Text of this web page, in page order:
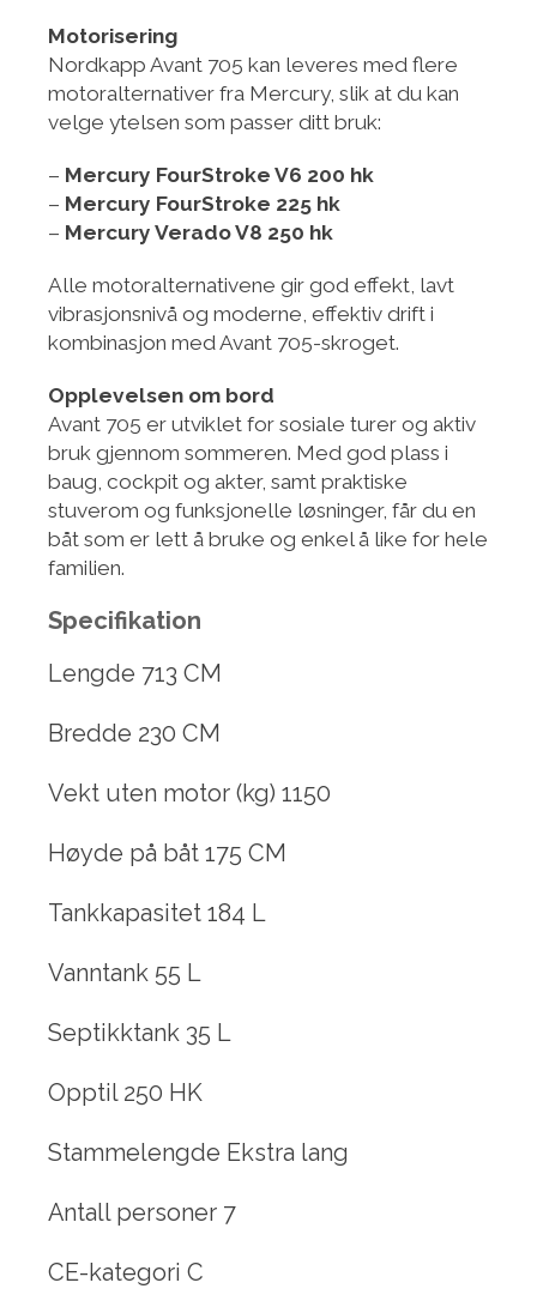
Motorisering
Nordkapp Avant 705 kan leveres med flere
motoralternativer fra Mercury, slik at du kan
velge ytelsen som passer ditt bruk:
– Mercury FourStroke V6 200 hk
– Mercury FourStroke 225 hk
– Mercury Verado V8 250 hk
Alle motoralternativene gir god effekt, lavt
vibrasjonsnivå og moderne, effektiv drift i
kombinasjon med Avant 705-skroget.
Opplevelsen om bord
Avant 705 er utviklet for sosiale turer og aktiv
bruk gjennom sommeren. Med god plass i
baug, cockpit og akter, samt praktiske
stuverom og funksjonelle løsninger, får du en
båt som er lett å bruke og enkel å like for hele
familien.
Specifikation
Lengde 713 CM
Bredde 230 CM
Vekt uten motor (kg) 1150
Høyde på båt 175 CM
Tankkapasitet 184 L
Vanntank 55 L
Septikktank 35 L
Opptil 250 HK
Stammelengde Ekstra lang
Antall personer 7
CE-kategori C